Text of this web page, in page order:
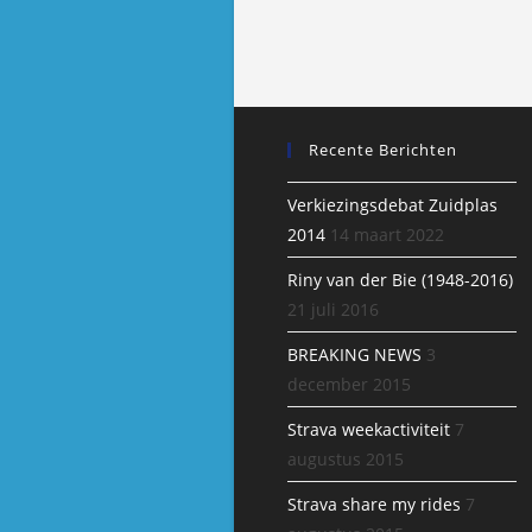
Recente Berichten
Verkiezingsdebat Zuidplas
2014 14 maart 2022
Riny van der Bie (1948-2016)
21 juli 2016
BREAKING NEWS 3
december 2015
Strava weekactiviteit 7
augustus 2015
Strava share my rides 7